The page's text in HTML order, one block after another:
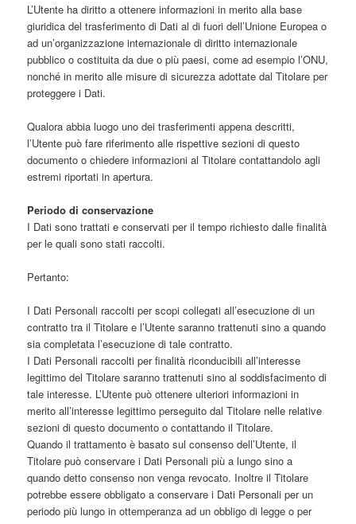
L’Utente ha diritto a ottenere informazioni in merito alla base
giuridica del trasferimento di Dati al di fuori dell’Unione Europea o
ad un’organizzazione internazionale di diritto internazionale
pubblico o costituita da due o più paesi, come ad esempio l’ONU,
nonché in merito alle misure di sicurezza adottate dal Titolare per
proteggere i Dati.
Qualora abbia luogo uno dei trasferimenti appena descritti,
l’Utente può fare riferimento alle rispettive sezioni di questo
documento o chiedere informazioni al Titolare contattandolo agli
estremi riportati in apertura.
Periodo di conservazione
I Dati sono trattati e conservati per il tempo richiesto dalle finalità
per le quali sono stati raccolti.
Pertanto:
I Dati Personali raccolti per scopi collegati all’esecuzione di un
contratto tra il Titolare e l’Utente saranno trattenuti sino a quando
sia completata l’esecuzione di tale contratto.
I Dati Personali raccolti per finalità riconducibili all’interesse
legittimo del Titolare saranno trattenuti sino al soddisfacimento di
tale interesse. L’Utente può ottenere ulteriori informazioni in
merito all’interesse legittimo perseguito dal Titolare nelle relative
sezioni di questo documento o contattando il Titolare.
Quando il trattamento è basato sul consenso dell’Utente, il
Titolare può conservare i Dati Personali più a lungo sino a
quando detto consenso non venga revocato. Inoltre il Titolare
potrebbe essere obbligato a conservare i Dati Personali per un
periodo più lungo in ottemperanza ad un obbligo di legge o per